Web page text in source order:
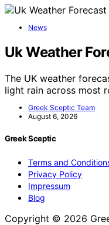
News
Uk Weather
The UK weather
light rain across most
Greek Sceptic Team
August 6, 2026
Greek Sceptic
Terms and
Privacy Policy
Impressum
Blog
Copyright © 2026